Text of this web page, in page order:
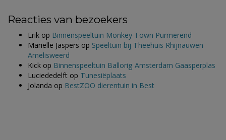
Reacties van bezoekers
Erik op Binnenspeeltuin Monkey Town Purmerend
Marielle Jaspers op Speeltuin bij Theehuis Rhijnauwen
Amelisweerd
Kick op Binnenspeeltuin Ballorig Amsterdam Gaasperplas
Luciededelft op Tunesiëplaats
Jolanda op BestZOO dierentuin in Best